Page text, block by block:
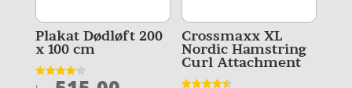
Plakat Dødløft 200
x 100 cm
Vurderet
Crossmaxx XL
Nordic Hamstring
Curl Attachment